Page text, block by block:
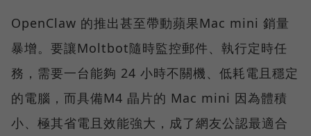
OpenClaw 的推出甚至帶動蘋果Mac mini 銷量
暴增。要讓Moltbot隨時監控郵件、執行定時任
務，需要一台能夠 24 小時不關機、低耗電且穩定
的電腦，而具備M4 晶片的 Mac mini 因為體積
小、極其省電且效能強大，成了網友公認最適合